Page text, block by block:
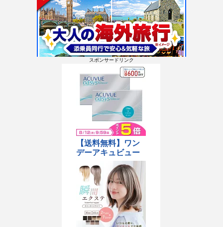
スポンサードリンク